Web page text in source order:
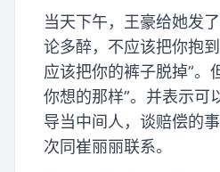
当天下午，王豪给她发
论多醉，不应该把你抱
应该把你的裤子脱掉”。
你想的那样”。并表示可
导当中间人，谈赔偿的
次同崔丽丽联系。